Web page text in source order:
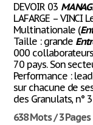
DEVOIR 03
LAFARGE –
Multinationale (
Taille : grande
000
70 pays. Son
Performance :
sur chacune de
des Granulats, n°
638 Mots / 3 Pages